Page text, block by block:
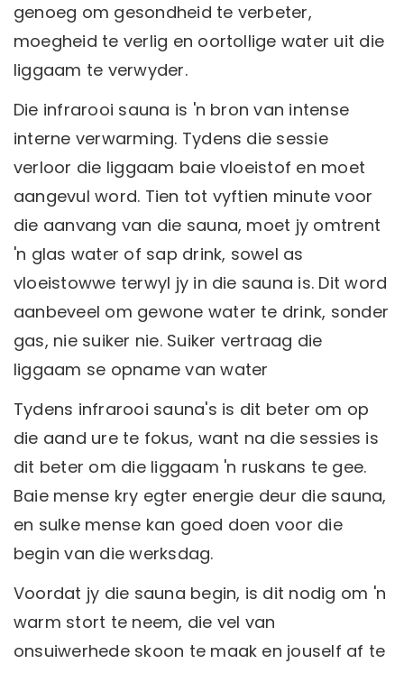
genoeg om gesondheid te verbeter,
moegheid te verlig en oortollige water uit die
liggaam te verwyder.
Die infrarooi sauna is 'n bron van intense
interne verwarming. Tydens die sessie
verloor die liggaam baie vloeistof en moet
aangevul word. Tien tot vyftien minute voor
die aanvang van die sauna, moet jy omtrent
'n glas water of sap drink, sowel as
vloeistowwe terwyl jy in die sauna is. Dit word
aanbeveel om gewone water te drink, sonder
gas, nie suiker nie. Suiker vertraag die
liggaam se opname van water
Tydens infrarooi sauna's is dit beter om op
die aand ure te fokus, want na die sessies is
dit beter om die liggaam 'n ruskans te gee.
Baie mense kry egter energie deur die sauna,
en sulke mense kan goed doen voor die
begin van die werksdag.
Voordat jy die sauna begin, is dit nodig om 'n
warm stort te neem, die vel van
onsuiwerhede skoon te maak en jouself af te